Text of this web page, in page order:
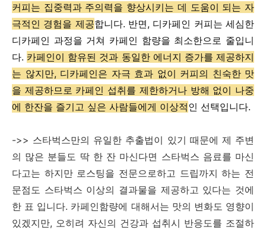
커피는 집중력과 주의력을 향상시키는 데 도움이 되는 자
극적인 경험을 제공합니다. 반면, 디카페인 커피는 세심한
디카페인 과정을 거쳐 카페인 함량을 최소한으로 줄입니
다. 카페인이 함유된 것과 동일한 에너지 증가를 제공하지
는 않지만, 디카페인은 자극 효과 없이 커피의 친숙한 맛
을 제공하므로 카페인 섭취를 제한하거나 방해 없이 나중
에 한잔을 즐기고 싶은 사람들에게 이상적인 선택입니다.
->> 스타벅스만의 유일한 추출법이 있기 때문에 제 주변
의 많은 분들도 딱 한 잔 마신다면 스타벅스 음료를 마신
다고는 하지만 로스팅을 전문으로하고 드립까지 하는 전
문점도 스타벅스 이상의 결과물을 제공하고 있다는 것에
한 표 입니다. 카페인함량에 대해서는 맛의 변화도 영향이
있겠지만, 오히려 자신의 건강과 섭취시 반응도를 조절하